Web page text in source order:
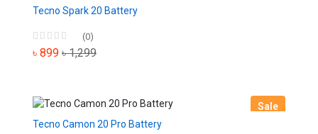
Tecno Spark 20 Battery
(0)
৳ 899 ৳ 1,299
Sale
Tecno Camon 20 Pro Battery